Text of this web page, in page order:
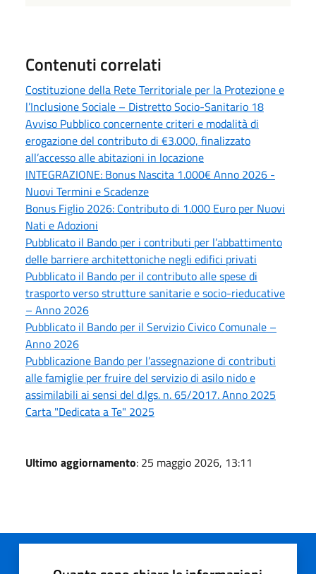
Contenuti correlati
Costituzione della Rete Territoriale per la Protezione e
l’Inclusione Sociale – Distretto Socio-Sanitario 18
Avviso Pubblico concernente criteri e modalità di
erogazione del contributo di €3.000, finalizzato
all’accesso alle abitazioni in locazione
INTEGRAZIONE: Bonus Nascita 1.000€ Anno 2026 -
Nuovi Termini e Scadenze
Bonus Figlio 2026: Contributo di 1.000 Euro per Nuovi
Nati e Adozioni
Pubblicato il Bando per i contributi per l’abbattimento
delle barriere architettoniche negli edifici privati
Pubblicato il Bando per il contributo alle spese di
trasporto verso strutture sanitarie e socio-rieducative
– Anno 2026
Pubblicato il Bando per il Servizio Civico Comunale –
Anno 2026
Pubblicazione Bando per l’assegnazione di contributi
alle famiglie per fruire del servizio di asilo nido e
assimilabili ai sensi del d.lgs. n. 65/2017. Anno 2025
Carta "Dedicata a Te" 2025
Ultimo aggiornamento: 25 maggio 2026, 13:11